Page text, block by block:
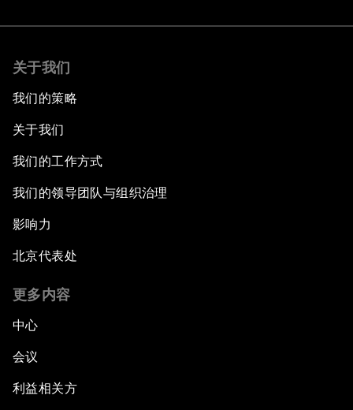
关于我们
我们的策略
关于我们
我们的工作方式
我们的领导团队与组织治理
影响力
北京代表处
更多内容
中心
会议
利益相关方